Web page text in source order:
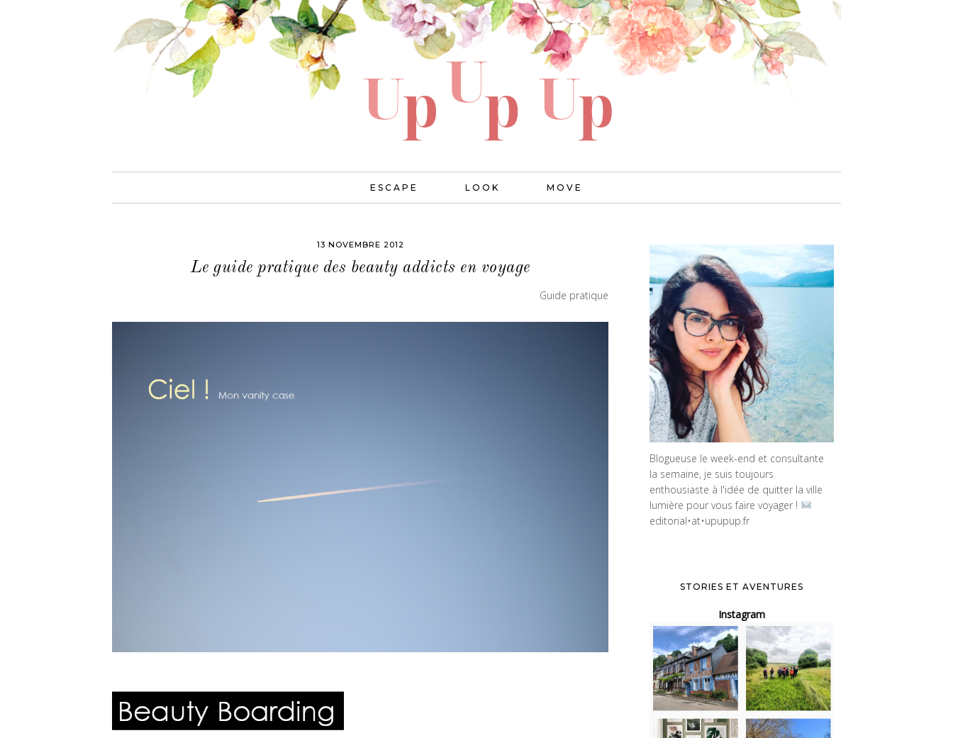
ESCAPE LOOK MOVE
13 NOVEMBRE 2012
Le guide pratique des beauty addicts en voyage
Guide pratique
Blogueuse le week-end et consultante
la semaine, je suis toujours
enthousiaste à l'idée de quitter la ville
lumière pour vous faire voyager !
editorial•at•upupup.fr
STORIES ET AVENTURES
Instagram